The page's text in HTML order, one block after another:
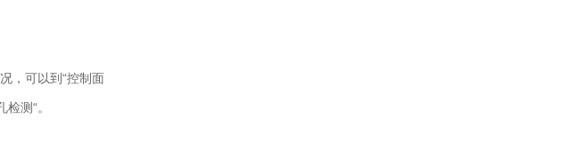
，可以到“控制面
测“。